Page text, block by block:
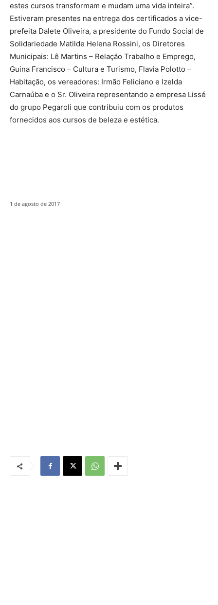
estes cursos transformam e mudam uma vida inteira”.
Estiveram presentes na entrega dos certificados a vice-
prefeita Dalete Oliveira, a presidente do Fundo Social de
Solidariedade Matilde Helena Rossini, os Diretores
Municipais: Lê Martins – Relação Trabalho e Emprego,
Guina Francisco – Cultura e Turismo, Flavia Polotto –
Habitação, os vereadores: Irmão Feliciano e Izelda
Carnaúba e o Sr. Oliveira representando a empresa Lissé
do grupo Pegaroli que contribuiu com os produtos
fornecidos aos cursos de beleza e estética.
1 de agosto de 2017